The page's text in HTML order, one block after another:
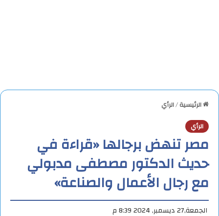
الرئيسية/الرأي
الرأي
مصر تنهض برجالها «قراءة في
حديث الدكتور مصطفى مدبولي
مع رجال الأعمال والصناعة»
الجمعة,27 ديسمبر, 2024 8:39 م